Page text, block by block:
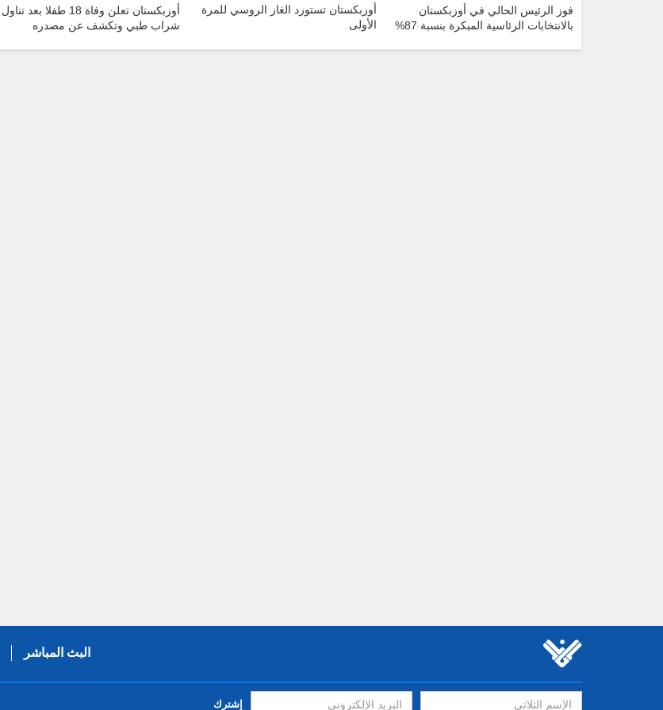
فوز الرئيس الحالي في أوزبكستان
بالانتخابات الرئاسية المبكرة بنسبة 87%
أوزبكستان تستورد الغاز الروسي للمرة
الأولى
أوزبكستان تعلن وفاة 18 طفلا بعد تناول
شراب طبي وتكشف عن مصدره
البث المباشر
إشترك